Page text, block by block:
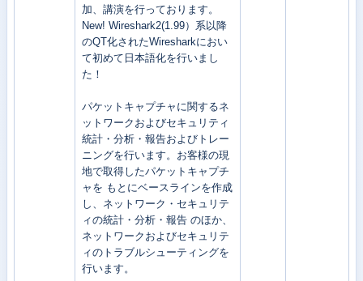
加、講演を行っております。
New! Wireshark2(1.99）系以降
のQT化されたWiresharkにおい
て初めて日本語化を行いまし
た！
パケットキャプチャに関するネ
ットワークおよびセキュリティ
統計・分析・報告およびトレー
ニングを行います。お客様の現
地で取得したパケットキャプチ
ャを もとにベースラインを作成
し、ネットワーク・セキュリテ
ィの統計・分析・報告 のほか、
ネットワークおよびセキュリテ
ィのトラブルシューティングを
行います。